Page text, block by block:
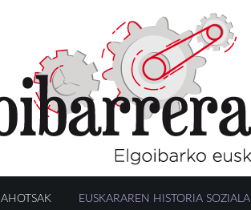
AHOTSAK EUSKARAREN HISTORIA SOZIALA